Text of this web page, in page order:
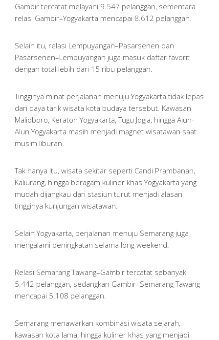
Gambir tercatat melayani 9.547 pelanggan, sementara
relasi Gambir–Yogyakarta mencapai 8.612 pelanggan.
Selain itu, relasi Lempuyangan–Pasarsenen dan
Pasarsenen–Lempuyangan juga masuk daftar favorit
dengan total lebih dari 15 ribu pelanggan.
Tingginya minat perjalanan menuju Yogyakarta tidak lepas
dari daya tarik wisata kota budaya tersebut. Kawasan
Malioboro, Keraton Yogyakarta, Tugu Jogja, hingga Alun-
Alun Yogyakarta masih menjadi magnet wisatawan saat
musim liburan.
Tak hanya itu, wisata sekitar seperti Candi Prambanan,
Kaliurang, hingga beragam kuliner khas Yogyakarta yang
mudah dijangkau dari stasiun turut menjadi alasan
tingginya kunjungan wisatawan.
Selain Yogyakarta, perjalanan menuju Semarang juga
mengalami peningkatan selama long weekend.
Relasi Semarang Tawang–Gambir tercatat sebanyak
5.442 pelanggan, sedangkan Gambir–Semarang Tawang
mencapai 5.108 pelanggan.
Semarang menawarkan kombinasi wisata sejarah,
kawasan kota lama, hingga kuliner khas yang menjadi